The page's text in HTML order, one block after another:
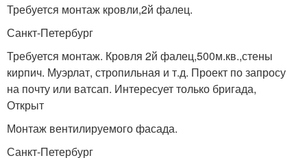
Требуется монтаж кровли,2й фалец.
Санкт-Петербург
Требуется монтаж. Кровля 2й фалец,500м.кв.,стены
кирпич. Муэрлат, стропильная и т.д. Проект по запросу
на почту или ватсап. Интересует только бригада,
Открыт
Монтаж вентилируемого фасада.
Санкт-Петербург